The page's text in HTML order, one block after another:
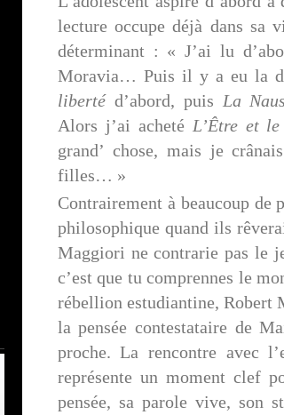
lecture occupe déjà dans sa
déterminant : « J’ai lu
Moravia… Puis il y a eu la
libertéd’abord, puis La
Alors j’ai acheté L’Être et
grand’ chose, mais je
filles… »
Contrairement à beaucoup de
philosophique quand ils
Maggiori ne contrarie pas le
c’est que tu comprennes le
rébellion estudiantine, Robert
la pensée contestataire de
proche. La rencontre avec
représente un moment clef
pensée, sa parole vive, son